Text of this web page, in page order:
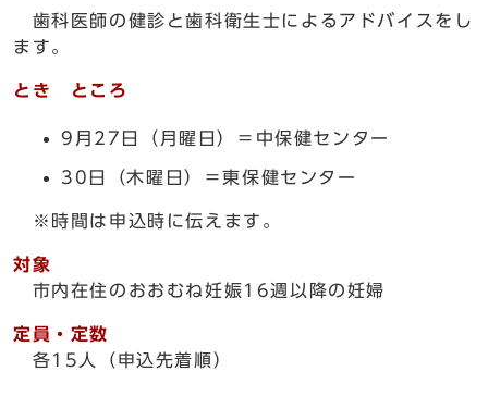
歯科医師の健診と歯科衛生士によるアドバイスをし
ます。
とき ところ
9月27日（月曜日）＝中保健センター
30日（木曜日）＝東保健センター
※時間は申込時に伝えます。
対象
市内在住のおおむね妊娠16週以降の妊婦
定員・定数
各15人（申込先着順）